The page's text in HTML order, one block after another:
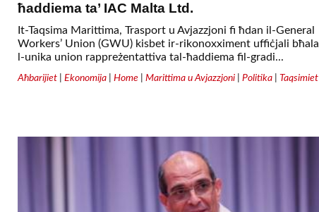
ħaddiema ta’ IAC Malta Ltd.
It-Taqsima Marittima, Trasport u Avjazzjoni fi ħdan il-General
Workers’ Union (GWU) kisbet ir-rikonoxximent uffiċjali bħala
l-unika union rappreżentattiva tal-ħaddiema fil-gradi...
Aħbarijiet Ekonomija Home Marittima u Avjazzjoni Politika Taqsimiet